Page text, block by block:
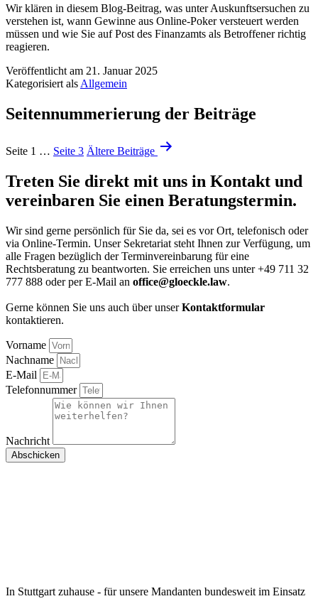
Wir klären in diesem Blog-Beitrag, was unter Auskunftsersuchen zu
verstehen ist, wann Gewinne aus Online-Poker versteuert werden
müssen und wie Sie auf Post des Finanzamts als Betroffener richtig
reagieren.
Veröffentlicht am 21. Januar 2025
Kategorisiert als Allgemein
Seitennummerierung der Beiträge
Seite 1 … Seite 3 Ältere Beiträge
Treten Sie direkt mit uns in Kontakt und
vereinbaren Sie einen Beratungstermin.
Wir sind gerne persönlich für Sie da, sei es vor Ort, telefonisch oder
via Online-Termin. Unser Sekretariat steht Ihnen zur Verfügung, um
alle Fragen bezüglich der Terminvereinbarung für eine
Rechtsberatung zu beantworten. Sie erreichen uns unter +49 711 32
777 888 oder per E-Mail an office@gloeckle.law.
Gerne können Sie uns auch über unserKontaktformular
kontaktieren.
Vorname
Nachname
E-Mail
Telefonnummer
Nachricht
Abschicken
In Stuttgart zuhause - für unsere Mandanten bundesweit im Einsatz